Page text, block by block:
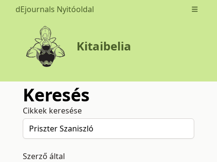
dEjournals Nyitóoldal Open
Kitaibelia
Keresés
Cikkek keresése
Szerző által